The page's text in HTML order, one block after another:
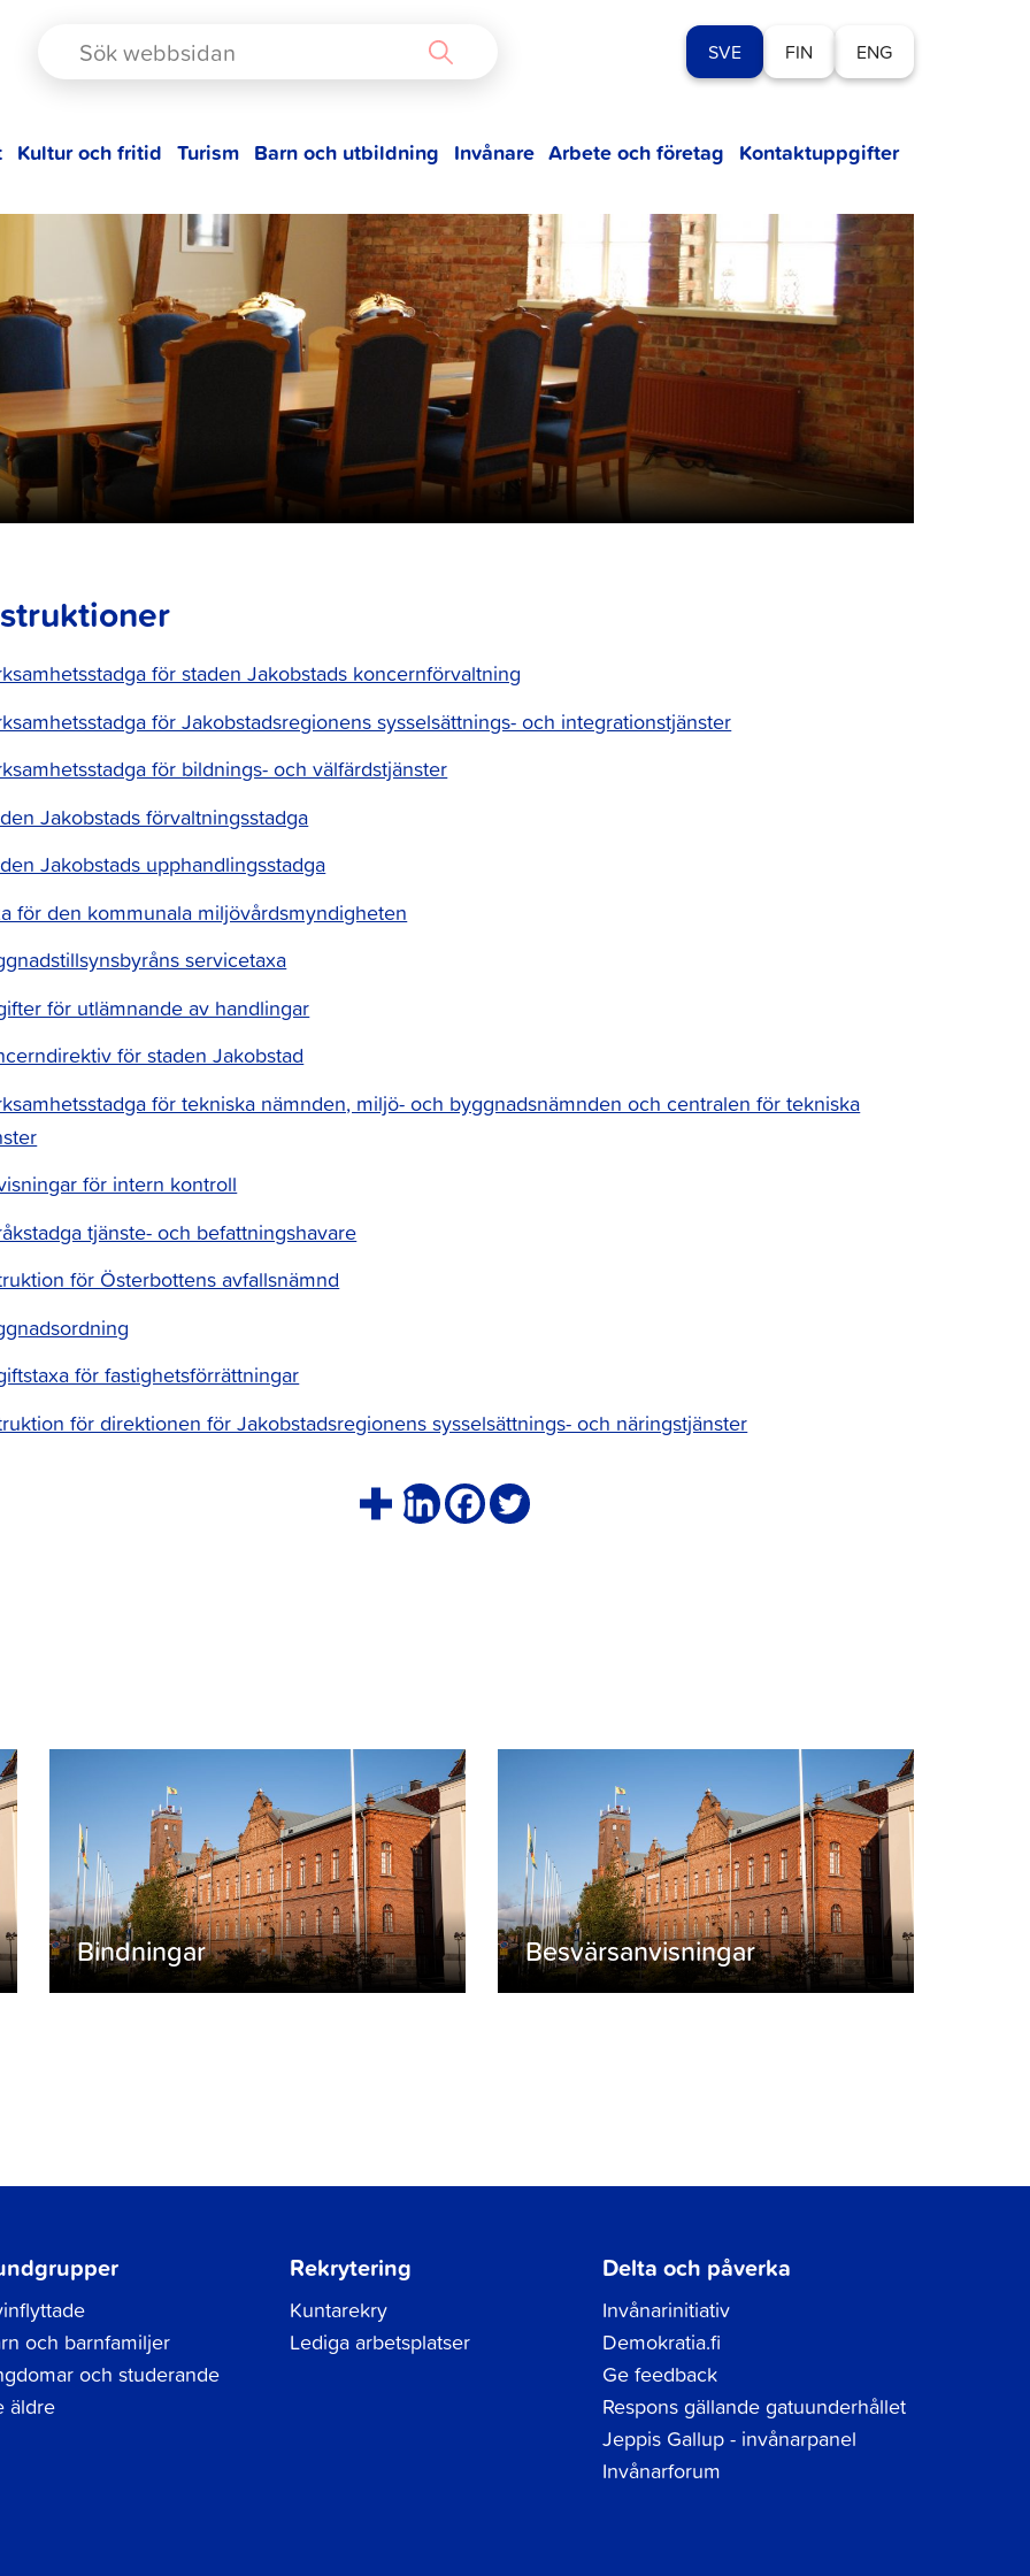
SVE FIN ENG
Kultur och fritid Turism Barn och utbildning Invånare Arbete och företag Kontaktuppgifter
för staden Jakobstads koncernförvaltning
för Jakobstadsregionens sysselsättnings- och integrationstjänster
för bildnings- och välfärdstjänster
Jakobstads förvaltningsstadga
Jakobstads upphandlingsstadga
för den kommunala miljövårdsmyndigheten
servicetaxa
för utlämnande av handlingar
för staden Jakobstad
för tekniska nämnden, miljö- och byggnadsnämnden och centralen för tekniska
för intern kontroll
tjänste- och befattningshavare
för Österbottens avfallsnämnd
för fastighetsförrättningar
för direktionen för Jakobstadsregionens sysselsättnings- och näringstjänster
Bindningar Besvärsanvisningar
och barnfamiljer
och studerande
äldre
Rekrytering
Kuntarekry
Lediga arbetsplatser
Delta och påverka
Invånarinitiativ
Demokratia.fi
Ge feedback
Respons gällande gatuunderhållet
Jeppis Gallup - invånarpanel
Invånarforum